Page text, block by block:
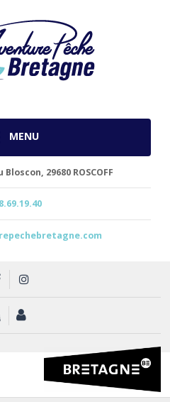
MENU
Bloscon, 29680 ROSCOFF